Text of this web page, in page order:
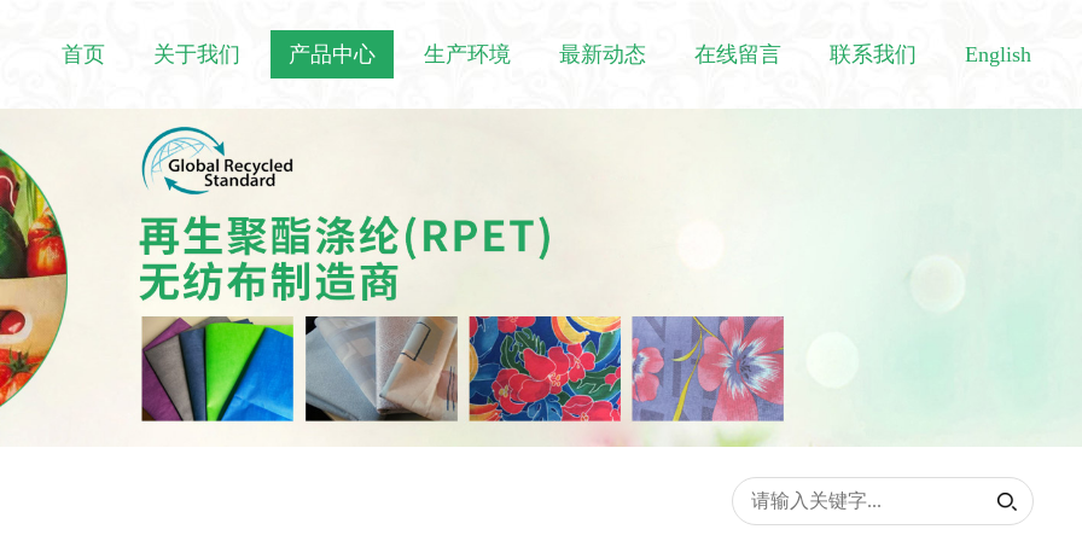
首页 关于我们 产品中心 生产环境 最新动态 在线留言 联系我们 English